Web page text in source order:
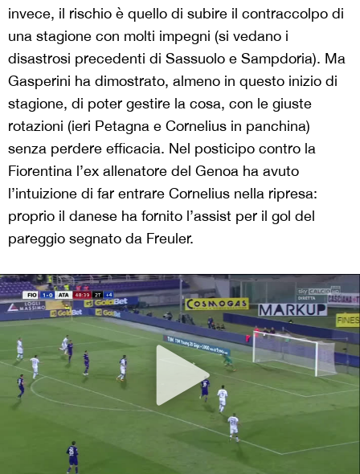
invece, il rischio è quello di subire il contraccolpo di
una stagione con molti impegni (si vedano i
disastrosi precedenti di Sassuolo e Sampdoria). Ma
Gasperini ha dimostrato, almeno in questo inizio di
stagione, di poter gestire la cosa, con le giuste
rotazioni (ieri Petagna e Cornelius in panchina)
senza perdere efficacia. Nel posticipo contro la
Fiorentina l’ex allenatore del Genoa ha avuto
l’intuizione di far entrare Cornelius nella ripresa:
proprio il danese ha fornito l’assist per il gol del
pareggio segnato da Freuler.